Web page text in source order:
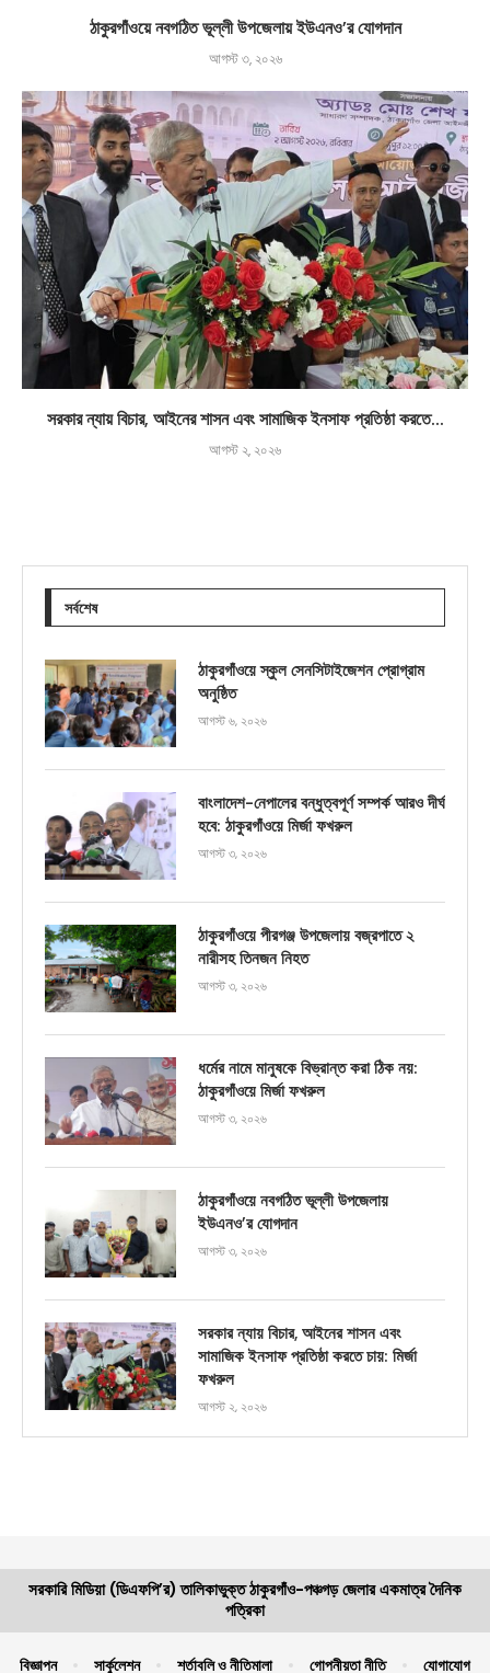
ঠাকুরগাঁওয়ে নবগঠিত ভূল্লী উপজেলায় ইউএনও’র যোগদান
আগস্ট ৩, ২০২৬
সরকার ন্যায় বিচার, আইনের শাসন এবং সামাজিক ইনসাফ প্রতিষ্ঠা করতে...
আগস্ট ২, ২০২৬
সর্বশেষ
ঠাকুরগাঁওয়ে স্কুল সেনসিটাইজেশন প্রোগ্রাম
অনুষ্ঠিত
আগস্ট ৬, ২০২৬
বাংলাদেশ-নেপালের বন্ধুত্বপূর্ণ সম্পর্ক আরও দীর্ঘ
হবে: ঠাকুরগাঁওয়ে মির্জা ফখরুল
আগস্ট ৩, ২০২৬
ঠাকুরগাঁওয়ে পীরগঞ্জ উপজেলায় বজ্রপাতে ২
নারীসহ তিনজন নিহত
আগস্ট ৩, ২০২৬
ধর্মের নামে মানুষকে বিভ্রান্ত করা ঠিক নয়:
ঠাকুরগাঁওয়ে মির্জা ফখরুল
আগস্ট ৩, ২০২৬
ঠাকুরগাঁওয়ে নবগঠিত ভূল্লী উপজেলায়
ইউএনও’র যোগদান
আগস্ট ৩, ২০২৬
সরকার ন্যায় বিচার, আইনের শাসন এবং
সামাজিক ইনসাফ প্রতিষ্ঠা করতে চায়: মির্জা
ফখরুল
আগস্ট ২, ২০২৬
সরকারি মিডিয়া (ডিএফপি’র) তালিকাভুক্ত ঠাকুরগাঁও-পঞ্চগড় জেলার একমাত্র দৈনিক
পত্রিকা
বিজ্ঞাপন সার্কুলেশন শর্তাবলি ও নীতিমালা গোপনীয়তা নীতি যোগাযোগ